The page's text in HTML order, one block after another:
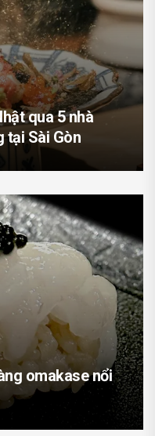
qua 5 nhà
tại Sài Gòn
omakase nổi